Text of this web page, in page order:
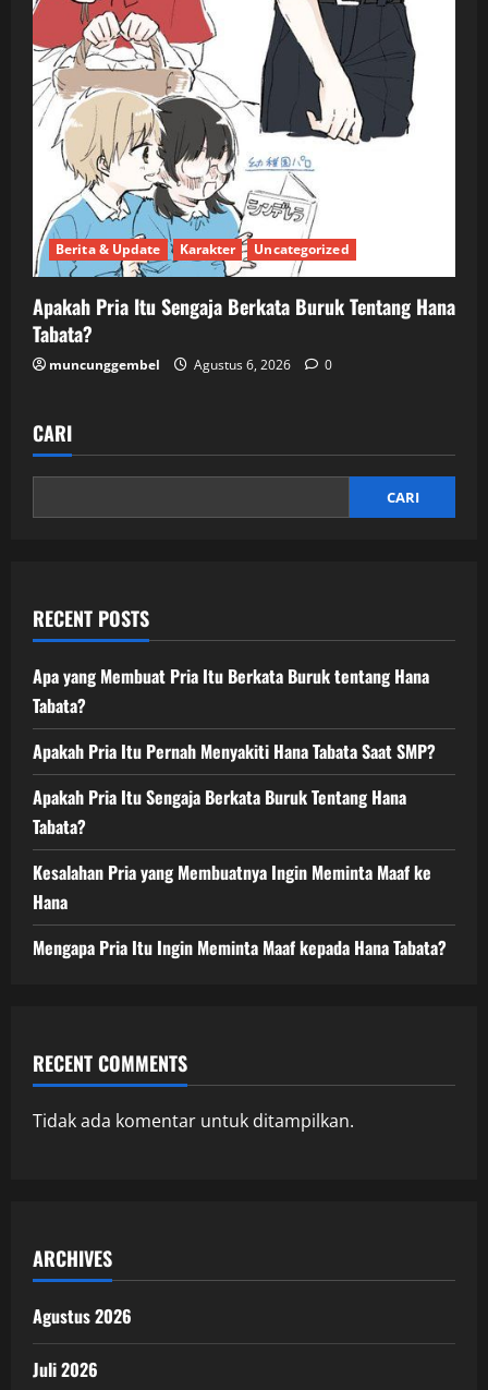
Berita & Update Karakter Uncategorized
Apakah Pria Itu Sengaja Berkata Buruk Tentang Hana
Tabata?
muncunggembel Agustus 6, 2026 0
CARI
CARI
RECENT POSTS
Apa yang Membuat Pria Itu Berkata Buruk tentang Hana
Tabata?
Apakah Pria Itu Pernah Menyakiti Hana Tabata Saat SMP?
Apakah Pria Itu Sengaja Berkata Buruk Tentang Hana
Tabata?
Kesalahan Pria yang Membuatnya Ingin Meminta Maaf ke
Hana
Mengapa Pria Itu Ingin Meminta Maaf kepada Hana Tabata?
RECENT COMMENTS
Tidak ada komentar untuk ditampilkan.
ARCHIVES
Agustus 2026
Juli 2026